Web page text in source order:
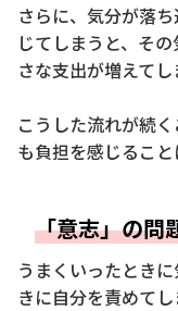
さらに、気分が落
じてしまうと、そ
さな支出が増えて
こうした流れが続
も負担を感じること
「意志」の問
うまくいったとき
きに自分を責めてし